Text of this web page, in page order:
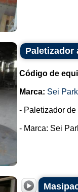
Paletizador
Código de
Marca: Sei Park
- Paletizador
- Marca: Sei